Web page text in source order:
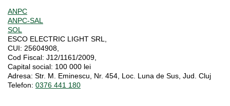
ANPC
ANPC-SAL
SOL
ESCO ELECTRIC LIGHT SRL,
CUI: 25604908,
Cod Fiscal: J12/1161/2009,
Capital social: 100 000 lei
Adresa: Str. M. Eminescu, Nr. 454, Loc. Luna de Sus, Jud. Cluj
Telefon: 0376 441 180